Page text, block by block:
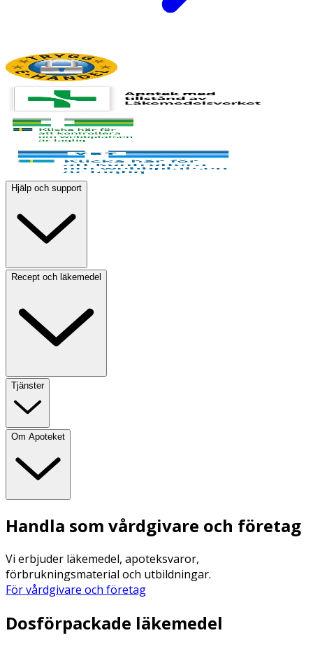
Hjälp och support
Recept och läkemedel
Tjänster
Om Apoteket
Handla som vårdgivare och företag
Vi erbjuder läkemedel, apoteksvaror,
förbrukningsmaterial och utbildningar.
För vårdgivare och företag
Dosförpackade läkemedel